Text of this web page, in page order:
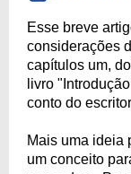
Esse breve
considerações
capítulos um,
livro
conto do
Mais uma ideia
um conceito